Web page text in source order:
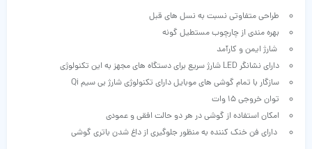
طراحی متفاوتی نسبت به نسل های قبل
بهره مندی از چارچوب مستطیل گونه
شارژ ایمن و کارآمد
دارای نشانگر LED شارژ سریع برای دستگاه های مجهز به این تکنولوژی
سازگار با تمام گوشی های موبایل دارای تکنولوژی شارژ بی سیم Qi
توان خروجی 15 وات
امکان استفاده از گوشی در هر دو حالت افقی و عمودی
دارای فن خنک کننده به منظور جلوگیری از داغ شدن باتری گوشی